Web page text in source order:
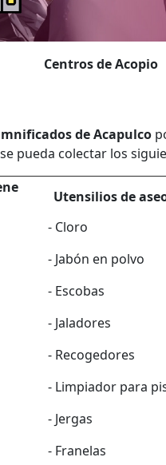
Centros de Acopio
de Acapulco
pueda colectar los
Utensilios de
- Cloro
- Jabón en polvo
- Escobas
- Jaladores
- Recogedores
- Limpiador para
- Jergas
- Franelas